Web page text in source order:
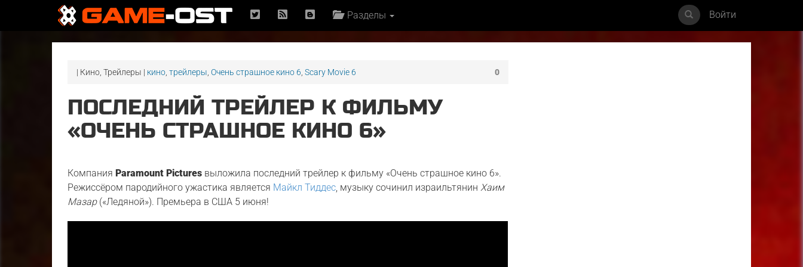
Разделы Войти
0
| Кино, Трейлеры | кино ,трейлеры ,Очень страшное кино 6 ,Scary Movie 6
ПОСЛЕДНИЙ ТРЕЙЛЕР К ФИЛЬМУ
«ОЧЕНЬ СТРАШНОЕ КИНО 6»
КомпанияParamount Pictures выложила последний трейлер к фильму «Очень страшное кино 6».
Режиссёром пародийного ужастика является Майкл Тиддес, музыку сочинил израильтянинХаим
Мазар(«Ледяной»). Премьера в США 5 июня!